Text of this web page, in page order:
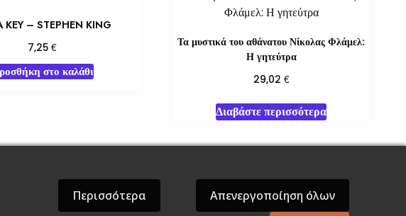
KEY – STEPHEN KING
7,25 €
στο καλάθι
Τα μυστικά του αθάνατου Νίκολας Φλάμελ:
Η γητεύτρα
29,02 €
Διαβάστε περισσότερα
Περισσότερα Απενεργοποίηση όλων